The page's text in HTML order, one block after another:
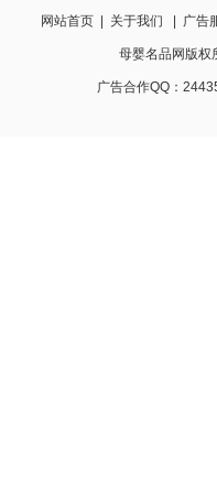
网站首页 关于我们 广告
母婴名品网版
广告合作QQ：